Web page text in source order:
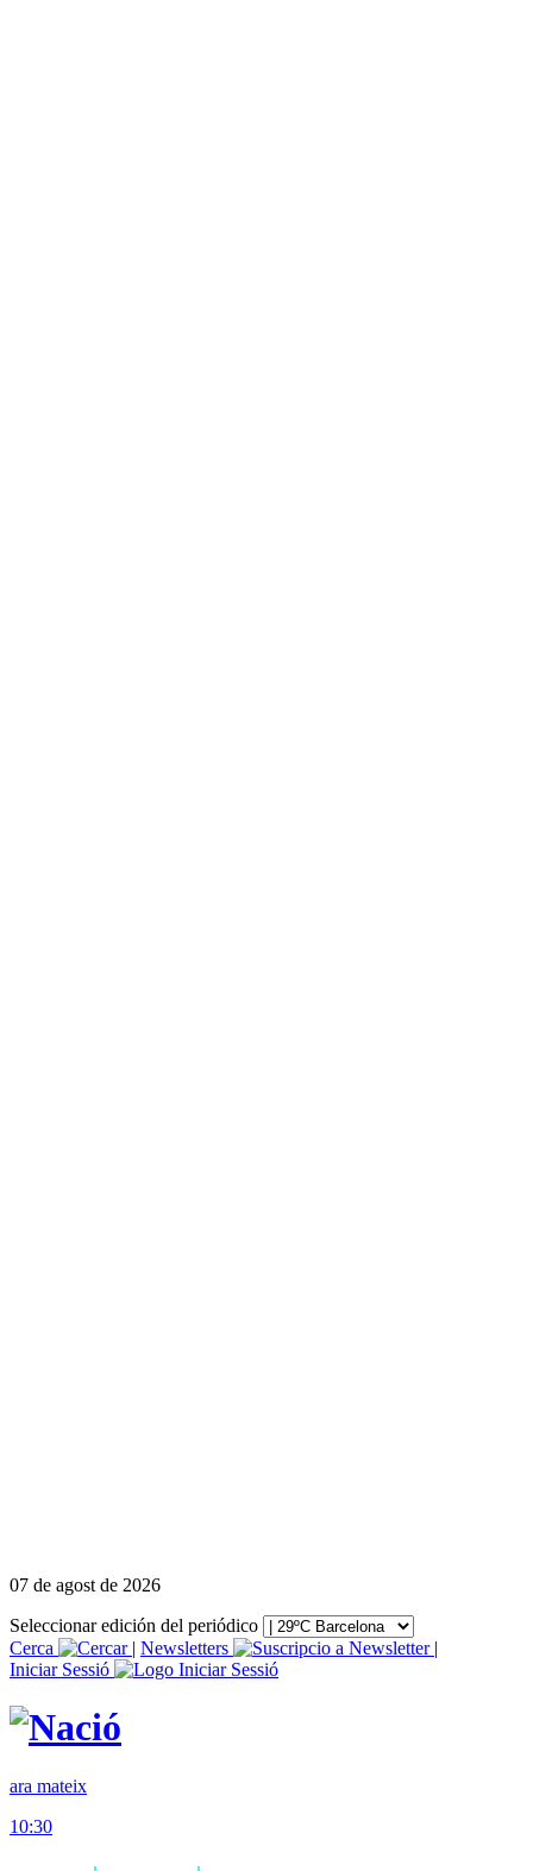
07 de agost de 2026
Seleccionar edición del periódico
Cerca
| Newsletters
|
Iniciar Sessió
ara mateix
10:30